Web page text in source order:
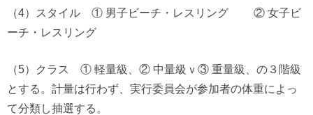
（4）スタイル ① 男子ビーチ・レスリング ② 女子ビ
ーチ・レスリング
（5）クラス ① 軽量級、② 中量級ｖ③ 重量級、の３階級
とする。計量は行わず、実行委員会が参加者の体重によっ
て分類し抽選する。